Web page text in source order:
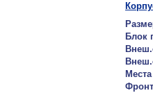
Блок